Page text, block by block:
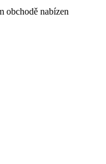
obchodě nabízen